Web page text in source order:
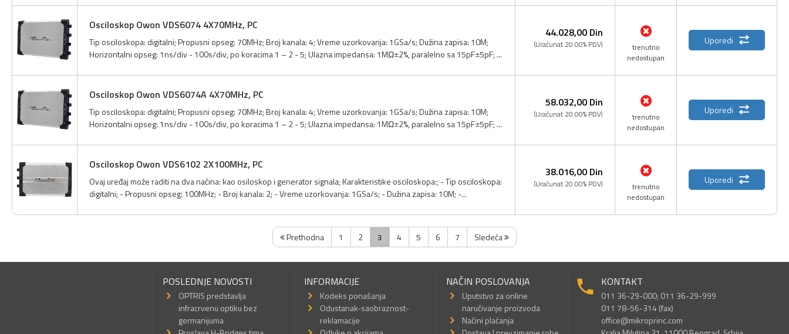
Osciloskop Owon VDS6074 4X70MHz, PC
Tip osciloskopa: digitalni; Propusni opseg: 70MHz; Broj kanala: 4; Vreme uzorkovanja: 1GSa/s; Dužina zapisa: 10M;
Horizontalni opseg: 1ns/div - 100s/div, po koracima 1 – 2 - 5; Ulazna impedansa: 1MΩ±2%, paralelno sa 15pF±5pF; ...
44.028,00 Din
(Uračunat 20.00% PDV)
trenutno
nedostupan
Uporedi
Osciloskop Owon VDS6074A 4X70MHz, PC
Tip osciloskopa: digitalni; Propusni opseg: 70MHz; Broj kanala: 4; Vreme uzorkovanja: 1GSa/s; Dužina zapisa: 10M;
Horizontalni opseg: 1ns/div - 100s/div, po koracima 1 – 2 - 5; Ulazna impedansa: 1MΩ±2%, paralelno sa 15pF±5pF; ...
58.032,00 Din
(Uračunat 20.00% PDV)
trenutno
nedostupan
Uporedi
Osciloskop Owon VDS6102 2X100MHz, PC
Ovaj uređaj može raditi na dva načina: kao osiloskop i generator signala; Karakteristike osciloskopa:; - Tip osciloskopa:
digitalni; - Propusni opseg: 100MHz; - Broj kanala: 2; - Vreme uzorkovanja: 1GSa/s; - Dužina zapisa: 10M; -...
38.016,00 Din
(Uračunat 20.00% PDV)
trenutno
nedostupan
Uporedi
Prethodna 1 2 3 4 5 6 7 Sledeća
POSLEDNJE NOVOSTI
OPTRIS predstavlja
infracrvenu optiku bez
germanijuma
INFORMACIJE
Kodeks ponašanja
Odustanak-saobraznost-
reklamacije
NAČIN POSLOVANJA
Uputstvo za online
naručivanje proizvoda
Načini plaćanja
KONTAKT
011 36-29-000; 011 36-29-999
011 78-56-314 (fax)
office@mikroprinc.com